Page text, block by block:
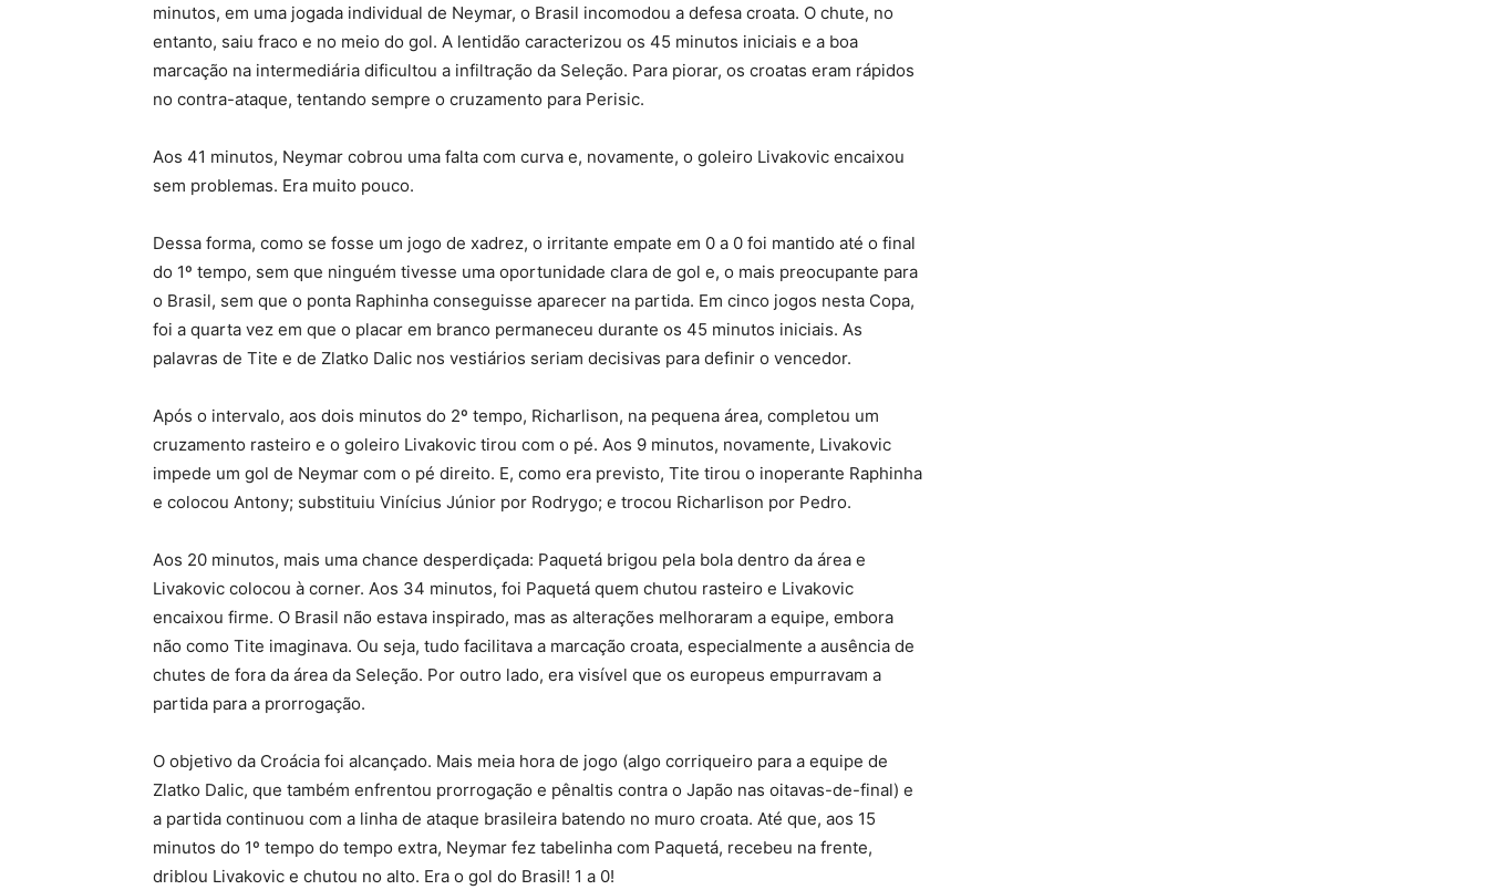
minutos, em uma jogada individual de Neymar, o Brasil incomodou a defesa croata. O chute, no
entanto, saiu fraco e no meio do gol. A lentidão caracterizou os 45 minutos iniciais e a boa
marcação na intermediária dificultou a infiltração da Seleção. Para piorar, os croatas eram rápidos
no contra-ataque, tentando sempre o cruzamento para Perisic.
Aos 41 minutos, Neymar cobrou uma falta com curva e, novamente, o goleiro Livakovic encaixou
sem problemas. Era muito pouco.
Dessa forma, como se fosse um jogo de xadrez, o irritante empate em 0 a 0 foi mantido até o final
do 1º tempo, sem que ninguém tivesse uma oportunidade clara de gol e, o mais preocupante para
o Brasil, sem que o ponta Raphinha conseguisse aparecer na partida. Em cinco jogos nesta Copa,
foi a quarta vez em que o placar em branco permaneceu durante os 45 minutos iniciais. As
palavras de Tite e de Zlatko Dalic nos vestiários seriam decisivas para definir o vencedor.
Após o intervalo, aos dois minutos do 2º tempo, Richarlison, na pequena área, completou um
cruzamento rasteiro e o goleiro Livakovic tirou com o pé. Aos 9 minutos, novamente, Livakovic
impede um gol de Neymar com o pé direito. E, como era previsto, Tite tirou o inoperante Raphinha
e colocou Antony; substituiu Vinícius Júnior por Rodrygo; e trocou Richarlison por Pedro.
Aos 20 minutos, mais uma chance desperdiçada: Paquetá brigou pela bola dentro da área e
Livakovic colocou à corner. Aos 34 minutos, foi Paquetá quem chutou rasteiro e Livakovic
encaixou firme. O Brasil não estava inspirado, mas as alterações melhoraram a equipe, embora
não como Tite imaginava. Ou seja, tudo facilitava a marcação croata, especialmente a ausência de
chutes de fora da área da Seleção. Por outro lado, era visível que os europeus empurravam a
partida para a prorrogação.
O objetivo da Croácia foi alcançado. Mais meia hora de jogo (algo corriqueiro para a equipe de
Zlatko Dalic, que também enfrentou prorrogação e pênaltis contra o Japão nas oitavas-de-final) e
a partida continuou com a linha de ataque brasileira batendo no muro croata. Até que, aos 15
minutos do 1º tempo do tempo extra, Neymar fez tabelinha com Paquetá, recebeu na frente,
driblou Livakovic e chutou no alto. Era o gol do Brasil! 1 a 0!